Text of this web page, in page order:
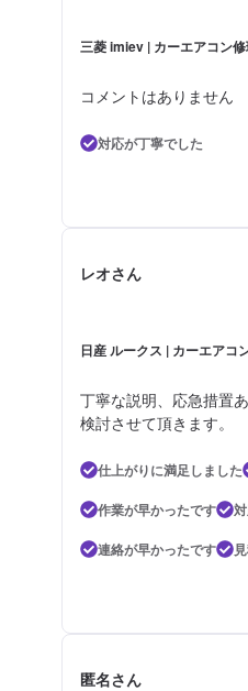
三菱 imiev | カーエアコン
コメントはありません
対応が丁寧でした
レオさん
日産 ルークス | カーエアコ
丁寧な説明、応急措置
検討させて頂きます。
仕上がりに満足しました
作業が早かったです
連絡が早かったです
匿名さん